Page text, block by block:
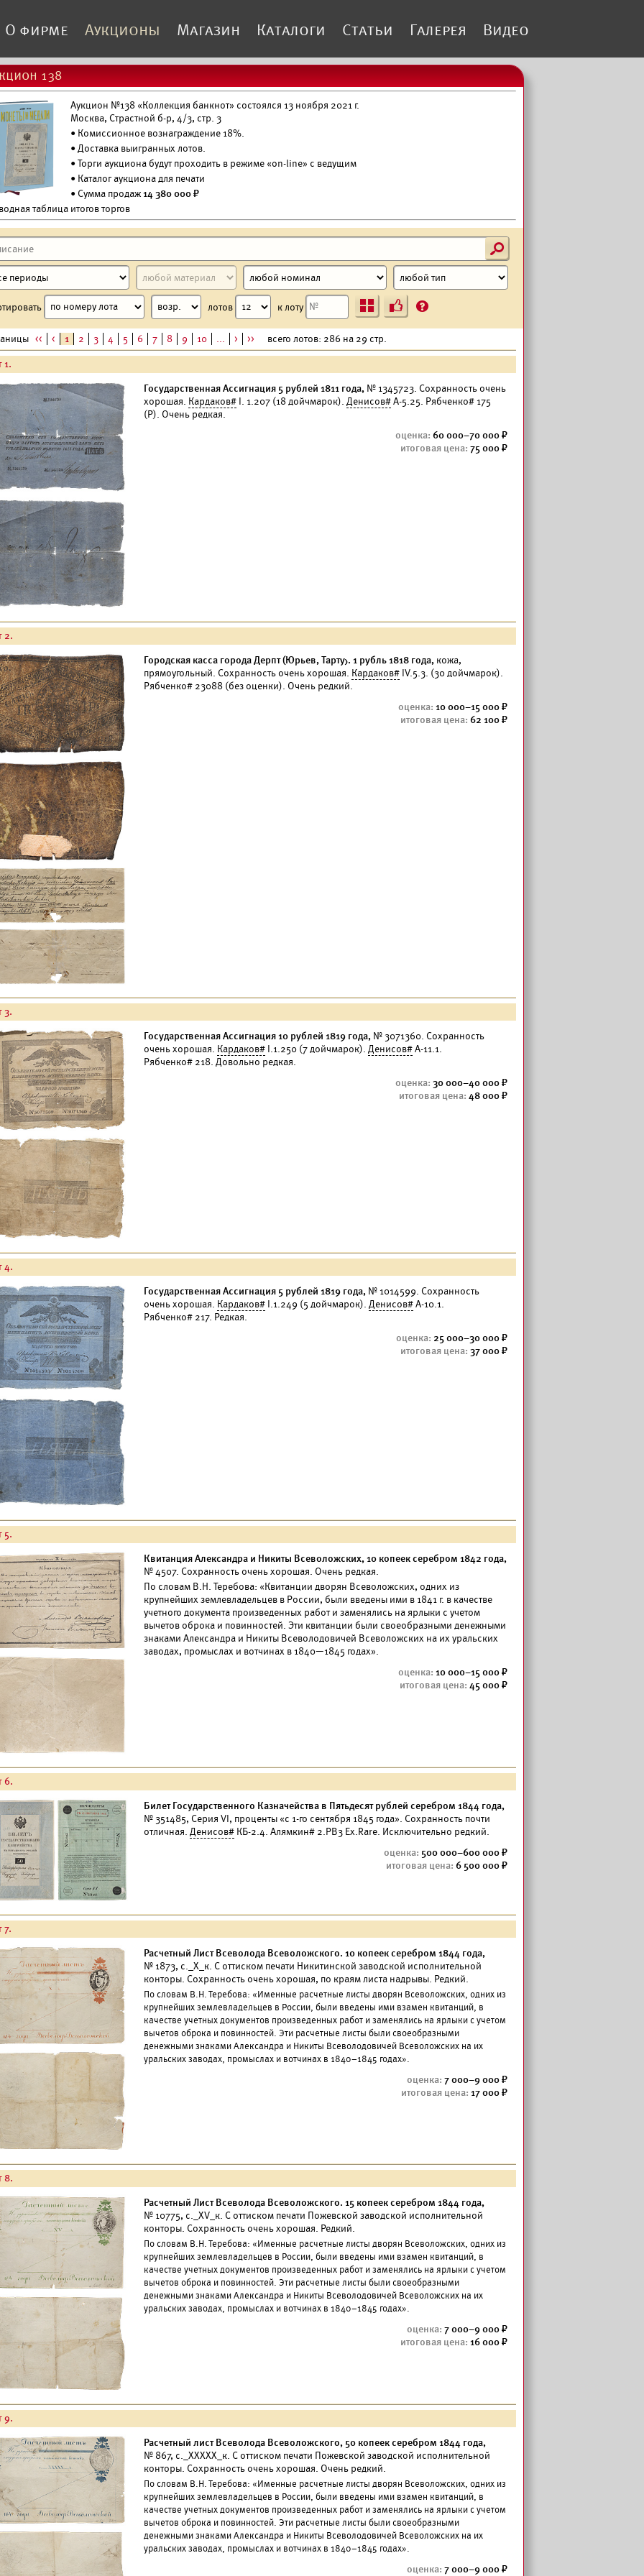
О фирме Аукционы Магазин Каталоги Статьи Галерея Видео
138
Аукцион №138 «Коллекция банкнот» состоялся 13 ноября 2021 г.
Москва, Страстной б-р, 4/3, стр. 3
• Комиссионное вознаграждение 18%.
• Доставка выигранных лотов.
• Торги аукциона будут проходить в режиме «on-line» с ведущим
• Каталог аукциона для печати
• Сумма продаж14 380 000 ₽
таблица итогов торгов
s
лотов к лоту Ъ ?
<< < 1 2 3 4 5 6 7 8 9 10 ... > >> всего лотов: 286 на 29 стр.
1.
Государственная Ассигнация 5 рублей 1811 года, № 1345723. Сохранность очень
хорошая. Кардаков# I. 1.207 (18 дойчмарок). Денисов#А-5.25. Рябченко# 175
(Р). Очень редкая.
60 000–70 000
75 000
2.
Городская касса города Дерпт (Юрьев, Тарту). 1 рубль 1818 года, кожа,
прямоугольный. Сохранность очень хорошая. Кардаков# IV.5.3. (30 дойчмарок).
Рябченко# 23088 (без оценки). Очень редкий.
10 000–15 000
62 100
3.
Государственная Ассигнация 10 рублей 1819 года, № 3071360. Сохранность
очень хорошая. Кардаков# I.1.250 (7 дойчмарок). Денисов#А-11.1.
Рябченко# 218. Довольно редкая.
30 000–40 000
48 000
4.
Государственная Ассигнация 5 рублей 1819 года, № 1014599. Сохранность
очень хорошая. Кардаков# I.1.249 (5 дойчмарок). Денисов#А-10.1.
Рябченко# 217. Редкая.
25 000–30 000
37 000
5.
Квитанция Александра и Никиты Всеволожских, 10 копеек серебром 1842 года,
№ 4507. Сохранность очень хорошая. Очень редкая.
По словам В.Н. Теребова: «Квитанции дворян Всеволожских, одних из
крупнейших землевладельцев в России, были введены ими в 1841 г. в качестве
учетного документа произведенных работ и заменялись на ярлыки с учетом
вычетов оброка и повинностей. Эти квитанции были своеобразными денежными
знаками Александра и Никиты Всеволодовичей Всеволожских на их уральских
заводах, промыслах и вотчинах в 1840—1845 годах».
10 000–15 000
45 000
6.
Билет Государственного Казначейства в Пятьдесят рублей серебром 1844 года,
№ 351485, Серия VI, проценты «с 1-го сентября 1845 года». Сохранность почти
отличная. Денисов# КБ-2.4. Алямкин# 2.PB3 Eх.Rare. Исключительно редкий.
500 000–600 000
6 500 000
7.
Расчетный Лист Всеволода Всеволожского. 10 копеек серебром 1844 года,
№ 1873, с._Х_к. С оттиском печати Никитинской заводской исполнительной
конторы. Сохранность очень хорошая, по краям листа надрывы. Редкий.
По словам В.Н. Теребова: «Именные расчетные листы дворян Всеволожских, одних из
крупнейших землевладельцев в России, были введены ими взамен квитанций, в
качестве учетных документов произведенных работ и заменялись на ярлыки с учетом
вычетов оброка и повинностей. Эти расчетные листы были своеобразными
денежными знаками Александра и Никиты Всеволодовичей Всеволожских на их
уральских заводах, промыслах и вотчинах в 1840–1845 годах».
7 000–9 000
17 000
8.
Расчетный Лист Всеволода Всеволожского. 15 копеек серебром 1844 года,
№ 10775, с._ХV_к. С оттиском печати Пожевской заводской исполнительной
конторы. Сохранность очень хорошая. Редкий.
По словам В.Н. Теребова: «Именные расчетные листы дворян Всеволожских, одних из
крупнейших землевладельцев в России, были введены ими взамен квитанций, в
качестве учетных документов произведенных работ и заменялись на ярлыки с учетом
вычетов оброка и повинностей. Эти расчетные листы были своеобразными
денежными знаками Александра и Никиты Всеволодовичей Всеволожских на их
уральских заводах, промыслах и вотчинах в 1840–1845 годах».
7 000–9 000
16 000
9.
Расчетный лист Всеволода Всеволожского, 50 копеек серебром 1844 года,
№ 867, с._ХХХХХ_к. С оттиском печати Пожевской заводской исполнительной
конторы. Сохранность очень хорошая. Очень редкий.
По словам В.Н. Теребова: «Именные расчетные листы дворян Всеволожских, одних из
крупнейших землевладельцев в России, были введены ими взамен квитанций, в
качестве учетных документов произведенных работ и заменялись на ярлыки с учетом
вычетов оброка и повинностей. Эти расчетные листы были своеобразными
денежными знаками Александра и Никиты Всеволодовичей Всеволожских на их
уральских заводах, промыслах и вотчинах в 1840–1845 годах».
7 000–9 000